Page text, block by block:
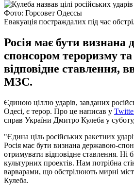
Фото: Горсовет Одессы
Евакуація постраждалих під час
Росія має бути визнана
спонсором тероризму
відповідне ставлення,
МЗС.
Єдиною ціллю ударів, завданих
Одесі, є терор. Про це написав у
справ України Дмитро Кулеба у
"Єдина ціль російських ракетних
Росія має бути визнана державою-
отримувати відповідне ставлення. Ні
культурних проектів. Нам потрібна
варварами, що обстрілюють мирні
Кулеба.